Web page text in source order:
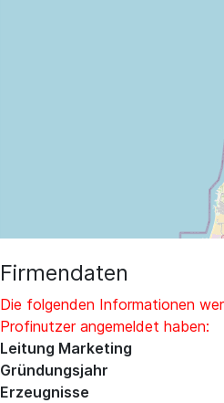
Firmendaten
Die folgenden Informationen
Profinutzer angemeldet haben:
Leitung Marketing
Gründungsjahr
Erzeugnisse